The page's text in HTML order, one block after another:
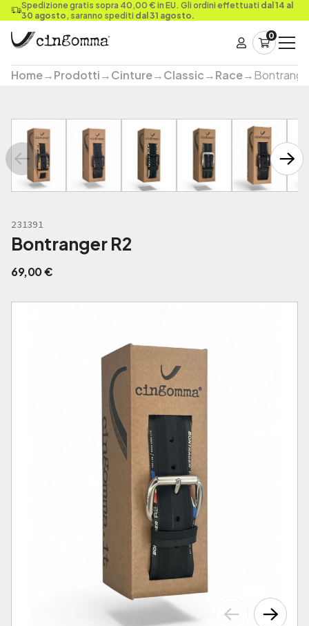
Spedizione gratis sopra 40,00 € in EU. Gli ordini effettuati dal 14 al
30 agosto, saranno spediti dal 31 agosto.
0
Home→Prodotti→Cinture→Classic→Race→
231391
Bontranger R2
69,00€